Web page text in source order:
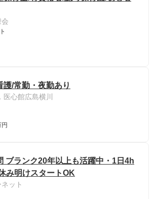
護/常勤・夜勤あり
医心館広島横川
円
ブランク20年以上も活躍中・1日4h
み明けスタートOK
ット